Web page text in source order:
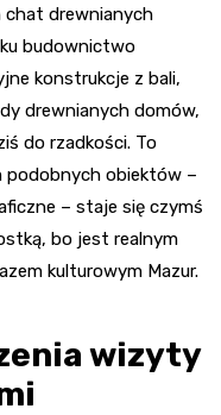
chat drewnianych
budownictwo
konstrukcje z bali,
drewnianych domów,
do rzadkości. To
podobnych obiektów –
– staje się czymś
bo jest realnym
kulturowym Mazur.
wizyty